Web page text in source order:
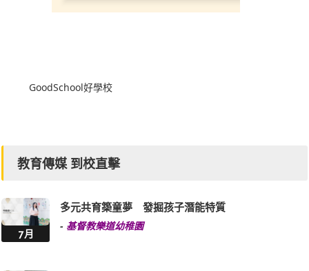
GoodSchool好學校
教育傳媒 到校直擊
7月
多元共育築童夢 發掘孩子潛能特質
- 基督教樂道幼稚園